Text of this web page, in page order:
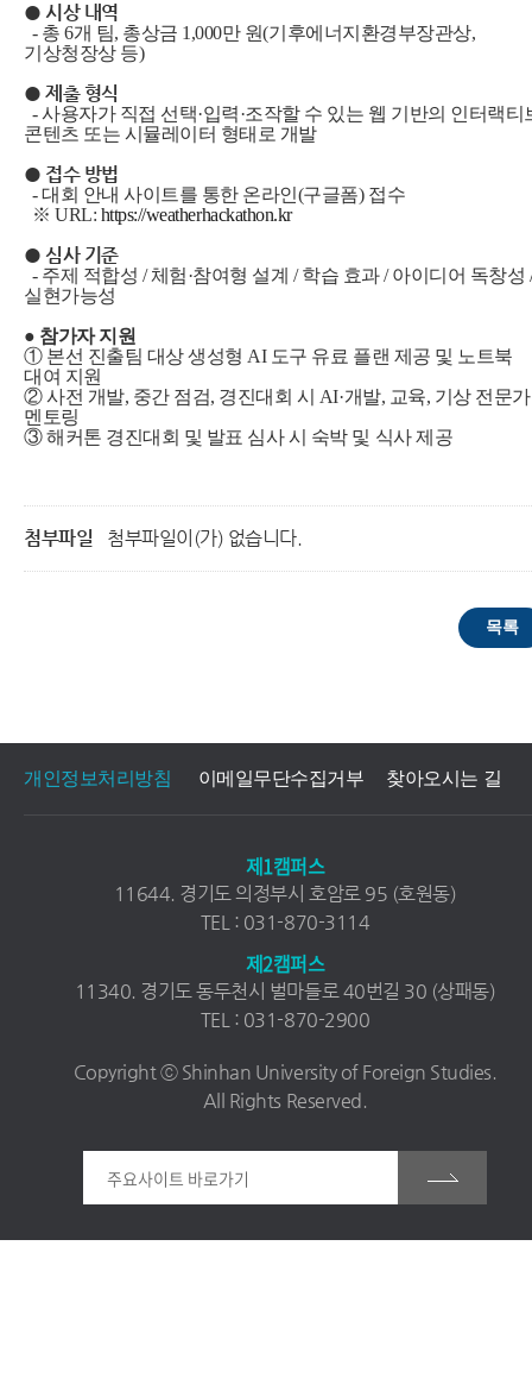
● 시상 내역
- 총 6개 팀, 총상금 1,000만 원(기후에너지환경부장관상,
기상청장상 등)
● 제출 형식
- 사용자가 직접 선택·입력·조작할 수 있는 웹 기반의 인터랙티
콘텐츠 또는 시뮬레이터 형태로 개발
● 접수 방법
- 대회 안내 사이트를 통한 온라인(구글폼) 접수
※ URL: https://weatherhackathon.kr
● 심사 기준
- 주제 적합성 / 체험·참여형 설계 / 학습 효과 / 아이디어 독창성
실현가능성
● 참가자 지원
① 본선 진출팀 대상 생성형 AI 도구 유료 플랜 제공 및 노트북
대여 지원
② 사전 개발, 중간 점검, 경진대회 시 AI·개발, 교육, 기상 전문가
멘토링
③ 해커톤 경진대회 및 발표 심사 시 숙박 및 식사 제공
첨부파일 첨부파일이(가) 없습니다.
개인정보처리방침 이메일무단수집거부 찾아오시는 길
제1캠퍼스
11644. 경기도 의정부시 호암로 95 (호원동)
TEL : 031-870-3114
제2캠퍼스
11340. 경기도 동두천시 벌마들로 40번길 30 (상패동)
TEL : 031-870-2900
Copyright ⓒ Shinhan University of Foreign Studies.
All Rights Reserved.